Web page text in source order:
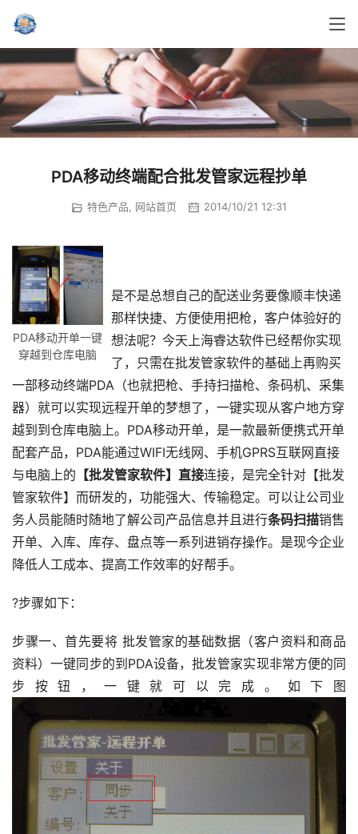
PDA移动终端配合批发管家远程抄单
特色产品, 网站首页 2014/10/21 12:31
PDA移动开单一键
穿越到仓库电脑
是不是总想自己的配送业务要像顺丰快递
那样快捷、方便使用把枪，客户体验好的
想法呢？今天上海睿达软件已经帮你实现
了，只需在批发管家软件的基础上再购买
一部移动终端PDA（也就把枪、手持扫描枪、条码机、采集
器）就可以实现远程开单的梦想了，一键实现从客户地方穿
越到到仓库电脑上。PDA移动开单，是一款最新便携式开单
配套产品，PDA能通过WIFI无线网、手机GPRS互联网直接
与电脑上的 【批发管家软件】直接连接，是完全针对【批发
管家软件】而研发的，功能强大、传输稳定。可以让公司业
务人员能随时随地了解公司产品信息并且进行条码扫描销售
开单、入库、库存、盘点等一系列进销存操作。是现今企业
降低人工成本、提高工作效率的好帮手。
?步骤如下：
步骤一、首先要将 批发管家的基础数据（客户资料和商品
资料）一键同步的到PDA设备，批发管家实现非常方便的同
步按钮，一键就可以完成。如下图